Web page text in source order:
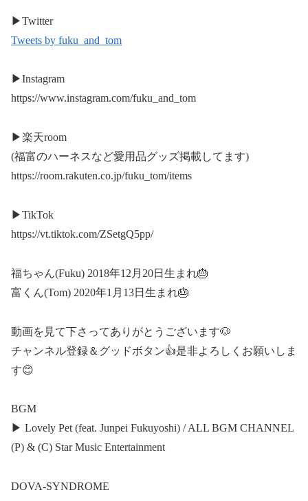
▶︎Twitter
Tweets by fuku_and_tom
▶︎Instagram
https://www.instagram.com/fuku_and_tom
▶︎楽天room
(福富のハーネスなど愛用品グッズ掲載してます)
https://room.rakuten.co.jp/fuku_tom/items
▶︎TikTok
https://vt.tiktok.com/ZSetgQ5pp/
福ちゃん(Fuku) 2018年12月20日生まれ🎂
富くん(Tom) 2020年1月13日生まれ🎂
動画を見て下さってありがとうございます🐶
チャンネル登録＆グッドボタン👍是非よろしくお願いしま
す😊
BGM
▶︎ Lovely Pet (feat. Junpei Fukuyoshi) / ALL BGM CHANNEL
(P) & (C) Star Music Entertainment
DOVA-SYNDROME